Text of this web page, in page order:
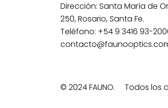
Dirección: Santa María de
250, Rosario, Santa Fe.
Teléfono: +54 9 3416 93-
© 2024 FAUNO. Todos los